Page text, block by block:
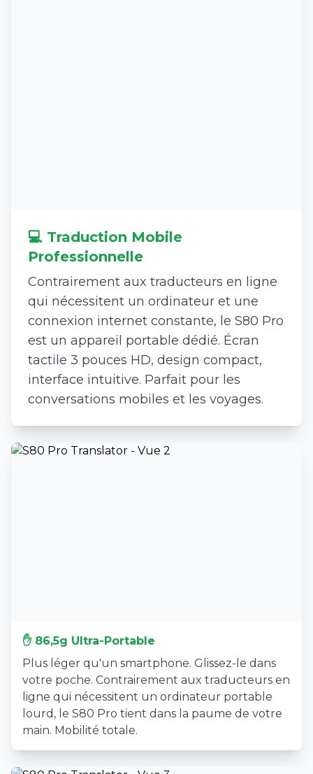
💻 Traduction Mobile
Professionnelle
Contrairement aux traducteurs en ligne
qui nécessitent un ordinateur et une
connexion internet constante, le S80 Pro
est un appareil portable dédié. Écran
tactile 3 pouces HD, design compact,
interface intuitive. Parfait pour les
conversations mobiles et les voyages.
✋ 86,5g Ultra-Portable
Plus léger qu'un smartphone. Glissez-le dans
votre poche. Contrairement aux traducteurs en
ligne qui nécessitent un ordinateur portable
lourd, le S80 Pro tient dans la paume de votre
main. Mobilité totale.